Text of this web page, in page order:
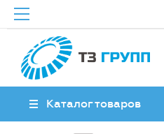
Каталог товаров